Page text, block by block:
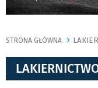
STRONA GŁÓWNA